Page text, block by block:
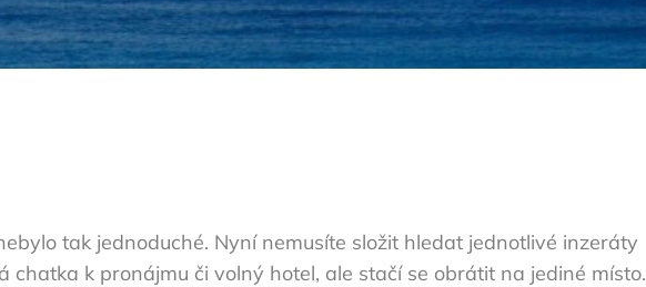
tak jednoduché. Nyní nemusíte složit hledat jednotlivé inzeráty
chatka k pronájmu či volný hotel, ale stačí se obrátit na jediné místo.